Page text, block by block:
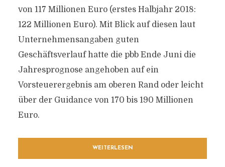
von 117 Millionen Euro (erstes Halbjahr 2018:
122 Millionen Euro). Mit Blick auf diesen laut
Unternehmensangaben guten
Geschäftsverlauf hatte die pbb Ende Juni die
Jahresprognose angehoben auf ein
Vorsteuerergebnis am oberen Rand oder leicht
über der Guidance von 170 bis 190 Millionen
Euro.
WEITERLESEN